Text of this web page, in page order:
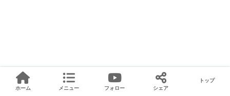
ホーム メニュー フォロー シェア
トップ